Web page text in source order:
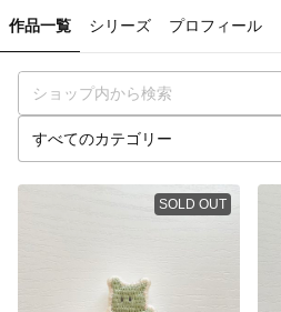
作品一覧 シリーズ プロフィール
SOLD OUT